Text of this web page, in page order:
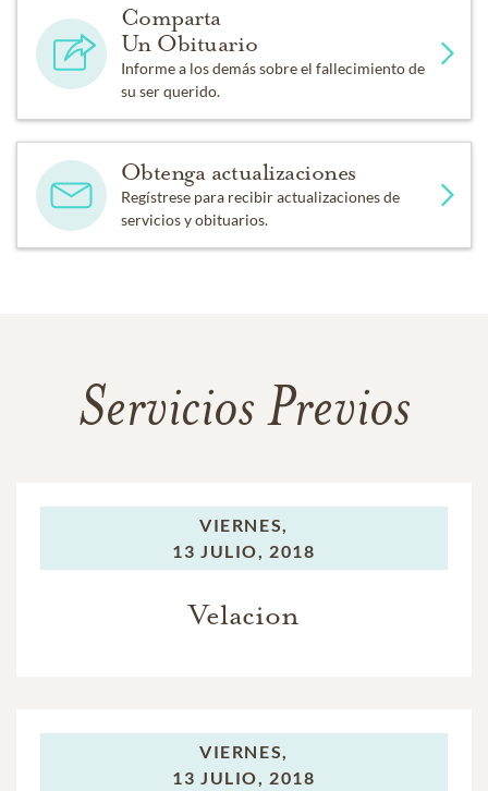
Comparta
Un Obituario
Informe a los demás sobre el fallecimiento de
su ser querido.
Obtenga actualizaciones
Regístrese para recibir actualizaciones de
servicios y obituarios.
Servicios Previos
VIERNES,
13 JULIO, 2018
Velacion
VIERNES,
13 JULIO, 2018